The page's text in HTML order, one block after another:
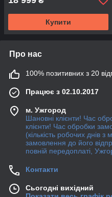
Купити
Про нас
100% позитивних з 20
Працює з 02.10.2017
м. Ужгород
Шановні клієнти! Час
клієнти! Час обробки
(кількість робочих днів
замовлення до його
повній передоплаті,
Контакти
Сьогодні вихідний